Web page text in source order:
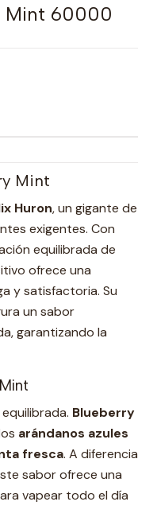
Mint 60000
Mint
Huron, un gigante de
exigentes. Con
equilibrada de
ofrece una
y satisfactoria. Su
un sabor
garantizando la
Blueberry
arándanos azules
fresca. A diferencia
sabor ofrece una
vapear todo el día